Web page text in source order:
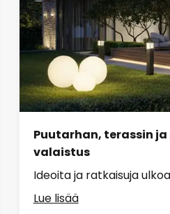
Puutarhan, terassin ja
valaistus
Ideoita ja ratkaisuja
Lue lisää